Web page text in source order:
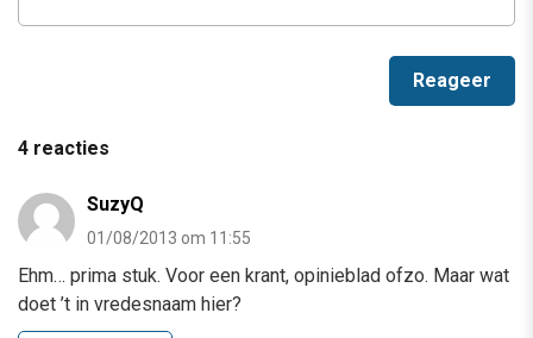
4 reacties
SuzyQ
01/08/2013 om 11:55
Ehm… prima stuk. Voor een krant, opinieblad ofzo. Maar wat
doet ’t in vredesnaam hier?